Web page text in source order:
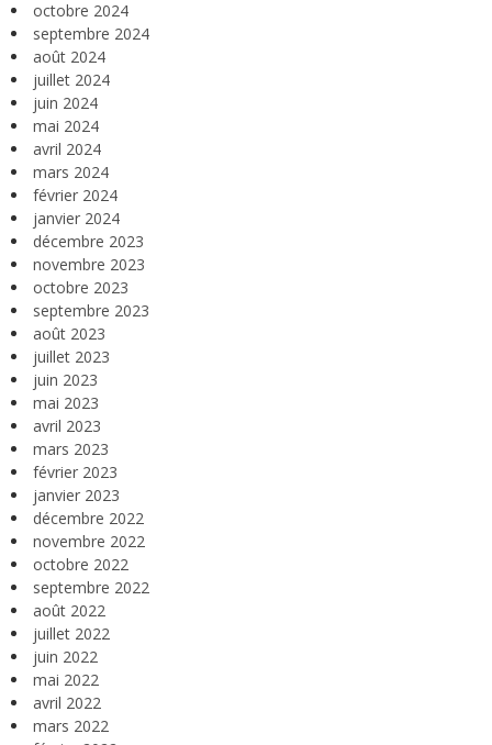
octobre 2024
septembre 2024
août 2024
juillet 2024
juin 2024
mai 2024
avril 2024
mars 2024
février 2024
janvier 2024
décembre 2023
novembre 2023
octobre 2023
septembre 2023
août 2023
juillet 2023
juin 2023
mai 2023
avril 2023
mars 2023
février 2023
janvier 2023
décembre 2022
novembre 2022
octobre 2022
septembre 2022
août 2022
juillet 2022
juin 2022
mai 2022
avril 2022
mars 2022